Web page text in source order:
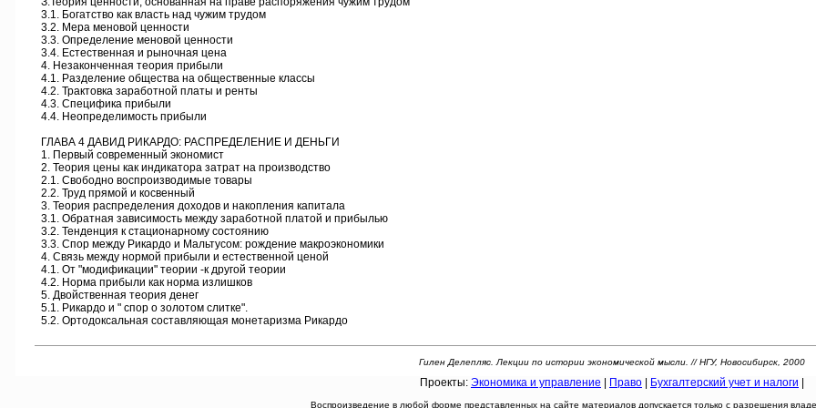
3.1. Богатство как власть над чужим трудом
3.2. Мера меновой ценности
3.3. Определение меновой ценности
3.4. Естественная и рыночная цена
4. Незаконченная теория прибыли
4.1. Разделение общества на общественные классы
4.2. Трактовка заработной платы и ренты
4.3. Специфика прибыли
4.4. Неопределимость прибыли
ГЛАВА 4 ДАВИД РИКАРДО: РАСПРЕДЕЛЕНИЕ И ДЕНЬГИ
1. Первый современный экономист
2. Теория цены как индикатора затрат на производство
2.1. Свободно воспроизводимые товары
2.2. Труд прямой и косвенный
3. Теория распределения доходов и накопления капитала
3.1. Обратная зависимость между заработной платой и прибылью
3.2. Тенденция к стационарному состоянию
3.3. Спор между Рикардо и Мальтусом: рождение макроэкономики
4. Связь между нормой прибыли и естественной ценой
4.1. От "модификации" теории -к другой теории
4.2. Норма прибыли как норма излишков
5. Двойственная теория денег
5.1. Рикардо и " спор о золотом слитке".
5.2. Ортодоксальная составляющая монетаризма Рикардо
Гилен Делепляс. Лекции по истории экономической мысли. // НГУ, Новосибирск, 2000
Проекты: Экономика и управление Право Бухгалтерский учет и налоги
Воспроизведение в любой форме представленных на сайте материалов допускается только с разрешения